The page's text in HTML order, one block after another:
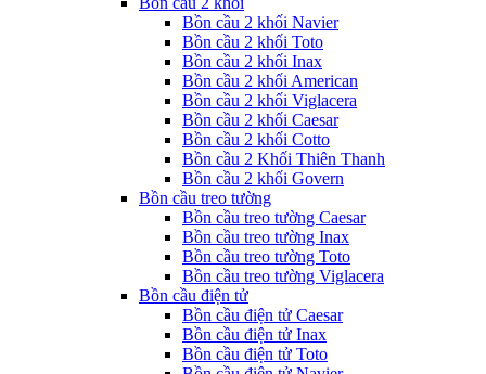
Bồn cầu 2 khối Navier
Bồn cầu 2 khối Toto
Bồn cầu 2 khối Inax
Bồn cầu 2 khối American
Bồn cầu 2 khối Viglacera
Bồn cầu 2 khối Caesar
Bồn cầu 2 khối Cotto
Bồn cầu 2 Khối Thiên Thanh
Bồn cầu 2 khối Govern
Bồn cầu treo tường
Bồn cầu treo tường Caesar
Bồn cầu treo tường Inax
Bồn cầu treo tường Toto
Bồn cầu treo tường Viglacera
Bồn cầu điện tử
Bồn cầu điện tử Caesar
Bồn cầu điện tử Inax
Bồn cầu điện tử Toto